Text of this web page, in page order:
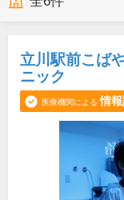
立川駅前こば
ニック
医療機関による 情